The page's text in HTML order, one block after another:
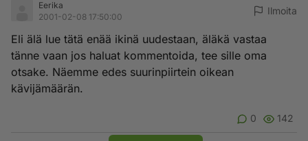
Eerika
2001-02-08 17:50:00
Ilmoita
Eli älä lue tätä enää ikinä uudestaan, äläkä vastaa
tänne vaan jos haluat kommentoida, tee sille oma
otsake. Näemme edes suurinpiirtein oikean
kävijämäärän.
0 142